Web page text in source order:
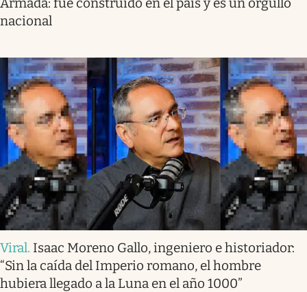
nacional
Viral. Isaac Moreno Gallo, ingeniero e historiador:
“Sin la caída del Imperio romano, el hombre
hubiera llegado a la Luna en el año 1000”